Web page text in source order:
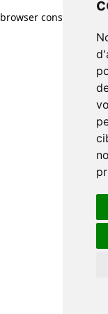
browser console for